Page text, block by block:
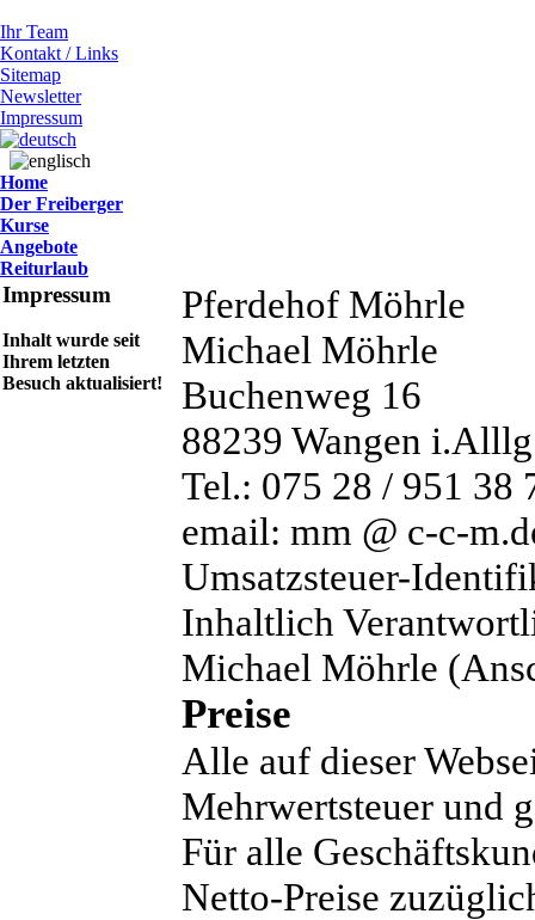
Ihr Team
Kontakt / Links
Sitemap
Newsletter
Impressum
Home
Der Freiberger
Kurse
Angebote
Reiturlaub
Impressum
Inhalt wurde seit
Ihrem letzten
Besuch aktualisiert!
Pferdehof Möhrle
Michael Möhrle
Buchenweg 16
88239 Wangen
Tel.: 075 28 / 951 38
email: mm @ c-c-
Umsatzsteuer-
Inhaltlich
Michael Möhrle
Preise
Alle auf dieser
Mehrwertsteuer und
Für alle
Netto-Preise